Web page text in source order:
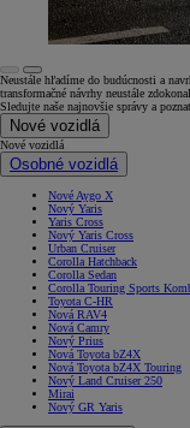
Neustále hľadíme do budúcnosti a
transformačné návrhy neustále
Sledujte naše najnovšie správy a
Nové vozidlá
Nové vozidlá
Osobné vozidlá
Nové Aygo X
Nový Yaris
Yaris Cross
Nový Yaris Cross
Urban Cruiser
Corolla Hatchback
Corolla Sedan
Corolla Touring Sports
Toyota C-HR
Nová RAV4
Nová Camry
Nový Prius
Nová Toyota bZ4X
Nová Toyota bZ4X Touring
Nový Land Cruiser 250
Mirai
Nový GR Yaris